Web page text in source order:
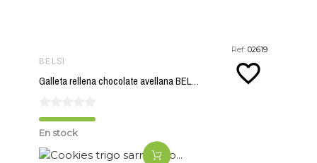
Ref:02619
BELSI
Galleta rellena chocolate avellana BELSI 70 gr
En stock
favorite_border